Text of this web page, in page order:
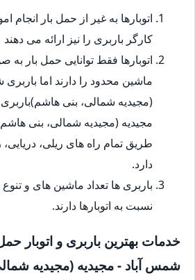
اتوبارها به غیر از حمل بار انجام
کارگر باربری را نیز ارائه می دهند
اتوبارها فقط توانایی حمل بار به
ماشین محدود را دارند اما
(مجیدیه شمالی، بنی
مجیدیه (مجیدیه شمالی، بنی
طریق تمام راه های ریلی،
دارد.
باربری ها تعداد ماشین های و
نسبت به اتوبارها دارند.
خدمات بهترین باربری و اتوبار
شمس آباد - مجیدیه (مجیدیه